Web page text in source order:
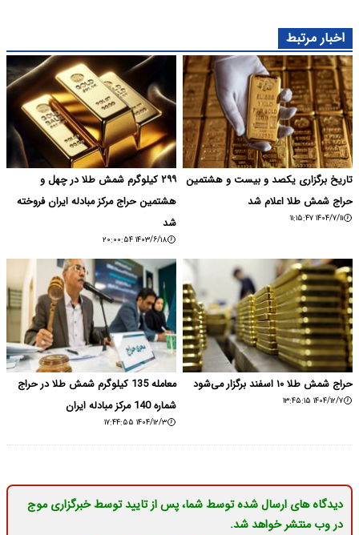
اخبار مرتبط
تاریخ برگزاری یکصد و بیست و هشتمین
حراج شمش طلا اعلام شد
۱۴۰۴/۷/۱۱ ۱۱:۱۵:۴۷
۲۹۹ کیلوگرم شمش طلا در چهل و
هشتمین حراج مرکز مبادله ایران فروخته
شد
۱۴۰۳/۶/۱۸ ۲۰:۰۰:۵۴
حراج شمش طلا ۱۰ اسفند برگزار می‌شود
۱۴۰۴/۱۲/۷ ۱۳:۴۵:۱۵
معامله 135 کیلوگرم شمش طلا در حراج
شماره 140 مرکز مبادله ایران
۱۴۰۴/۱۲/۳ ۱۷:۴۴:۵۵
دیدگاه های ارسال شده توسط شما، پس از تایید توسط خبرگزاری موج
در وب منتشر خواهد شد.